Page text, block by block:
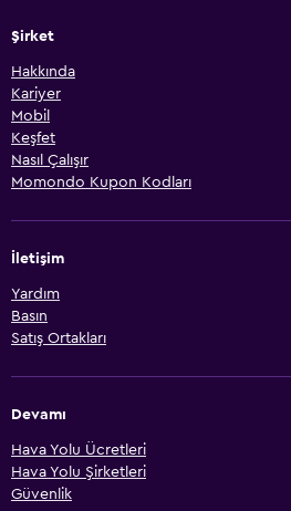
Şirket
Hakkında
Kariyer
Mobil
Keşfet
Nasıl Çalışır
Momondo Kupon Kodları
İletişim
Yardım
Basın
Satış Ortakları
Devamı
Hava Yolu Ücretleri
Hava Yolu Şirketleri
Güvenlik